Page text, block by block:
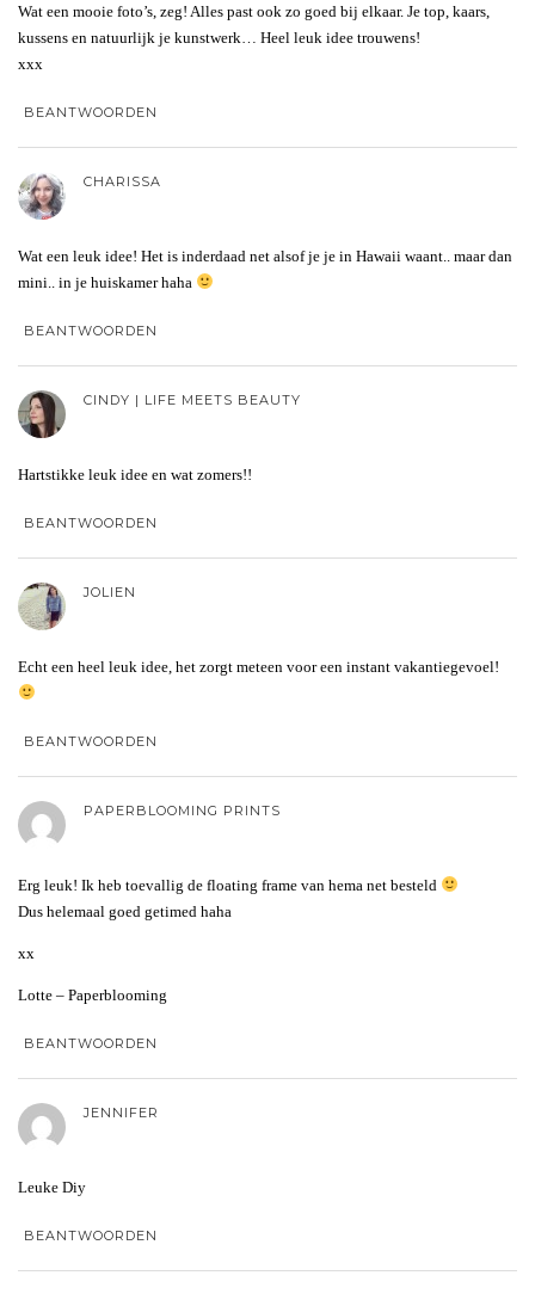
Wat een mooie foto’s, zeg! Alles past ook zo goed bij elkaar. Je top, kaars,
kussens en natuurlijk je kunstwerk… Heel leuk idee trouwens!
xxx
BEANTWOORDEN
CHARISSA
Wat een leuk idee! Het is inderdaad net alsof je je in Hawaii waant.. maar dan
mini.. in je huiskamer haha
BEANTWOORDEN
CINDY | LIFE MEETS BEAUTY
Hartstikke leuk idee en wat zomers!!
BEANTWOORDEN
JOLIEN
Echt een heel leuk idee, het zorgt meteen voor een instant vakantiegevoel!
BEANTWOORDEN
PAPERBLOOMING PRINTS
Erg leuk! Ik heb toevallig de floating frame van hema net besteld
Dus helemaal goed getimed haha
xx
Lotte – Paperblooming
BEANTWOORDEN
JENNIFER
Leuke Diy
BEANTWOORDEN